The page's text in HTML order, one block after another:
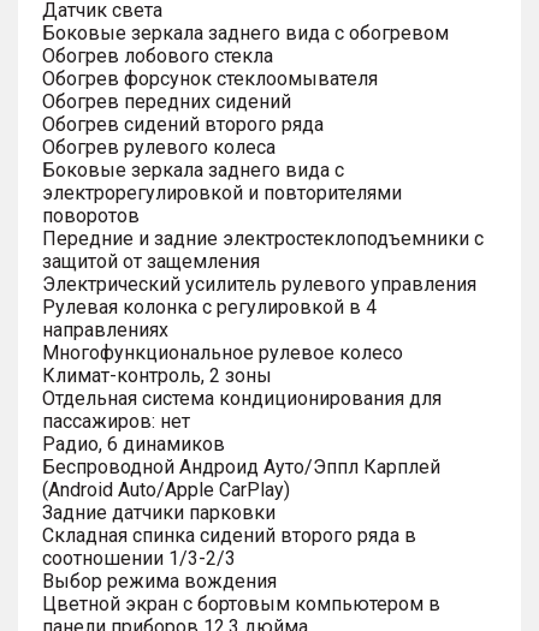
Датчик света
Боковые зеркала заднего вида с обогревом
Обогрев лобового стекла
Обогрев форсунок стеклоомывателя
Обогрев передних сидений
Обогрев сидений второго ряда
Обогрев рулевого колеса
Боковые зеркала заднего вида с
электрорегулировкой и повторителями
поворотов
Передние и задние электростеклоподъемники с
защитой от защемления
Электрический усилитель рулевого управления
Рулевая колонка с регулировкой в 4
направлениях
Многофункциональное рулевое колесо
Климат-контроль, 2 зоны
Отдельная система кондиционирования для
пассажиров: нет
Радио, 6 динамиков
Беспроводной Андроид Ауто/Эппл Карплей
(Android Auto/Apple CarPlay)
Задние датчики парковки
Складная спинка сидений второго ряда в
соотношении 1/3-2/3
Выбор режима вождения
Цветной экран с бортовым компьютером в
панели приборов 12.3 дюйма